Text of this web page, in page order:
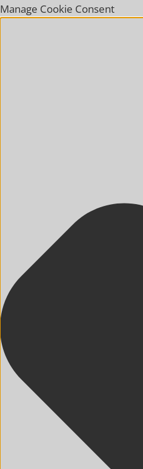
Manage Cookie Consent